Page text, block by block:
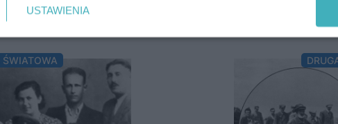
ŚWIATOWA
USTAWIENIA